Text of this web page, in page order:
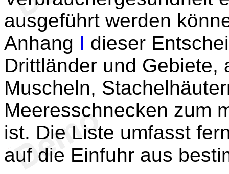
ausgeführt werden
Anhang I dieser
Drittländer und Gebiete,
Muscheln,
Meeresschnecken zum
ist. Die Liste umfasst
auf die Einfuhr aus